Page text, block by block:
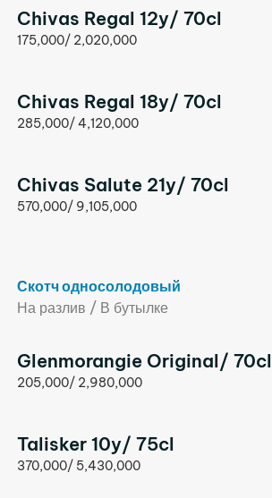
Chivas Regal 12y/ 70cl
175,000/ 2,020,000
Chivas Regal 18y/ 70cl
285,000/ 4,120,000
Chivas Salute 21y/ 70cl
570,000/ 9,105,000
Скотч односолодовый
На разлив / В бутылке
Glenmorangie Original/ 70cl
205,000/ 2,980,000
Talisker 10y/ 75cl
370,000/ 5,430,000